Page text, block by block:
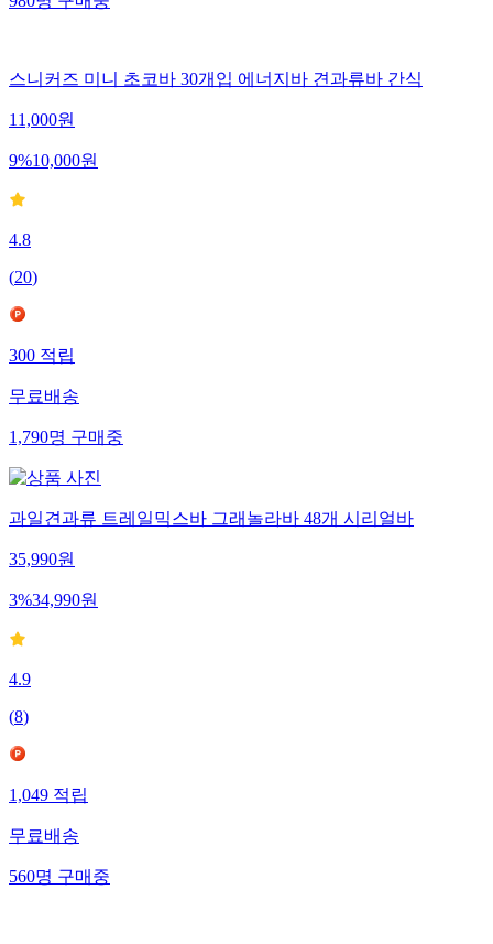
980명구매중
스니커즈 미니 초코바 30개입 에너지바 견과류바 간식
11,000원
9%10,000원
4.8
(20)
300적립
무료배송
1,790명구매중
과일견과류 트레일믹스바 그래놀라바 48개 시리얼바
35,990원
3%34,990원
4.9
(8)
1,049적립
무료배송
560명구매중